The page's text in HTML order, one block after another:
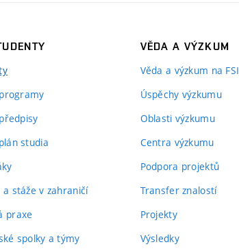
studia
a stáže v zahraničí
praxe
spolky a týmy
VĚDA A VÝZKUM
Věda a výzkum na FSI
Úspěchy výzkumu
Oblasti výzkumu
Centra výzkumu
Podpora projektů
Transfer znalostí
Projekty
Výsledky